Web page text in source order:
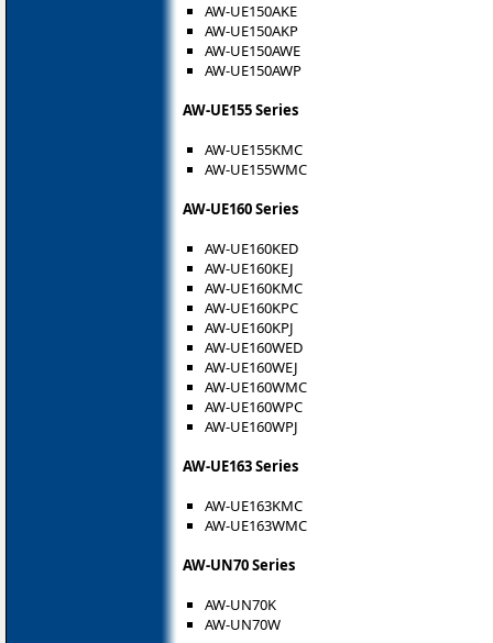
AW-UE150AKE
AW-UE150AKP
AW-UE150AWE
AW-UE150AWP
AW-UE155 Series
AW-UE155KMC
AW-UE155WMC
AW-UE160 Series
AW-UE160KED
AW-UE160KEJ
AW-UE160KMC
AW-UE160KPC
AW-UE160KPJ
AW-UE160WED
AW-UE160WEJ
AW-UE160WMC
AW-UE160WPC
AW-UE160WPJ
AW-UE163 Series
AW-UE163KMC
AW-UE163WMC
AW-UN70 Series
AW-UN70K
AW-UN70W